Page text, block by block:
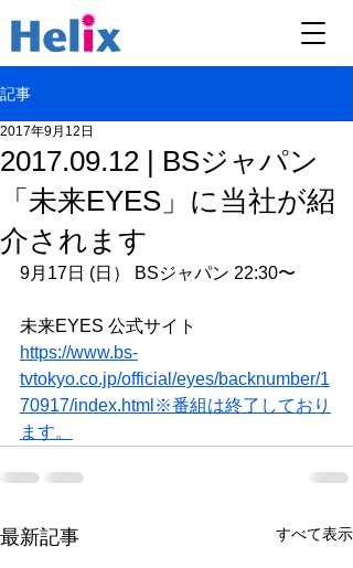
記事
2017.09.12 | BSジャパン
「未来EYES」に当社が紹
介されます
2017年9月12日
9月17日 (日） BSジャパン 22:30〜
未来EYES 公式サイト
https://www.bs-
tvtokyo.co.jp/official/eyes/backnumber/1
70917/index.html※番組は終了しており
ます。
最新記事 すべて表示